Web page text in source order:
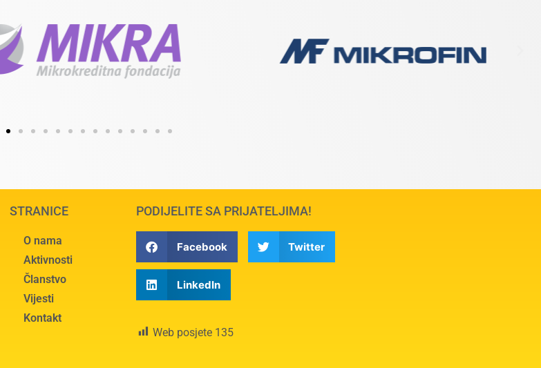
STRANICE
O nama
Aktivnosti
Članstvo
Vijesti
Kontakt
PODIJELITE SA PRIJATELJIMA!
Facebook Twitter
LinkedIn
Web posjete 135